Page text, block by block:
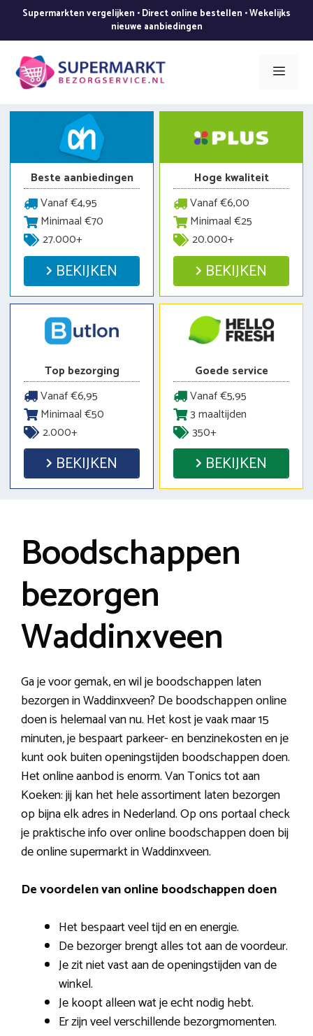
de
inhoud
Supermarkten vergelijken • Direct online bestellen • Wekelijks
nieuwe aanbiedingen
Menu
Beste aanbiedingen
Vanaf €4,95
Minimaal €70
27.000+
BEKIJKEN
Hoge kwaliteit
Vanaf €6,00
Minimaal €25
20.000+
BEKIJKEN
Top bezorging
Vanaf €6,95
Minimaal €50
2.000+
BEKIJKEN
Goede service
Vanaf €5,95
3 maaltijden
350+
BEKIJKEN
Boodschappen
bezorgen
Waddinxveen
Ga je voor gemak, en wil je boodschappen laten
bezorgen in Waddinxveen? De boodschappen online
doen is helemaal van nu. Het kost je vaak maar 15
minuten, je bespaart parkeer- en benzinekosten en je
kunt ook buiten openingstijden boodschappen doen.
Het online aanbod is enorm. Van Tonics tot aan
Koeken: jij kan het hele assortiment laten bezorgen
op bijna elk adres in Nederland. Op ons portaal check
je praktische info over online boodschappen doen bij
de online supermarkt in Waddinxveen.
De voordelen van online boodschappen doen
Het bespaart veel tijd en en energie.
De bezorger brengt alles tot aan de voordeur.
Je zit niet vast aan de openingstijden van de
winkel.
Je koopt alleen wat je echt nodig hebt.
Er zijn veel verschillende bezorgmomenten.